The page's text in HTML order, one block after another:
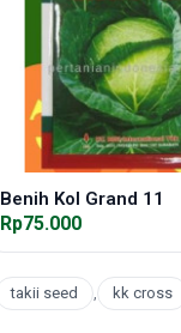
Benih Kol Grand 11
Rp75.000
takii seed , kk cross